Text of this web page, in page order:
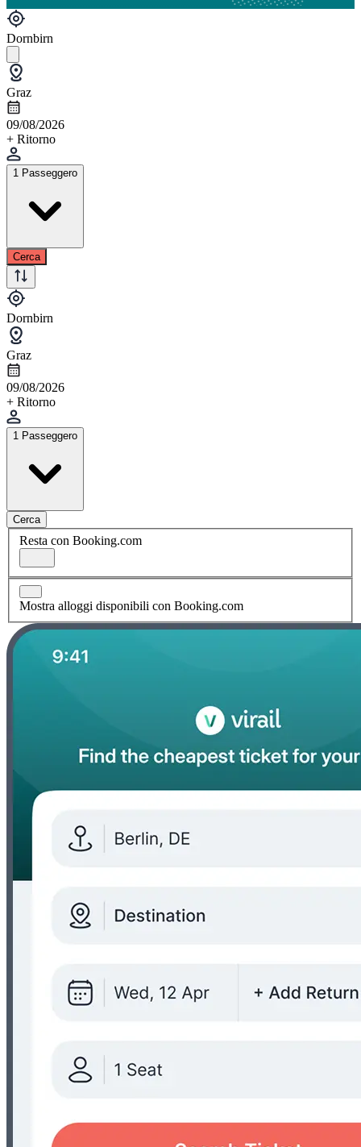
Dornbirn
Graz
09/08/2026
+ Ritorno
1 Passeggero
Cerca
Dornbirn
Graz
09/08/2026
+ Ritorno
1 Passeggero
Cerca
Resta con Booking.com
Mostra alloggi disponibili con Booking.com